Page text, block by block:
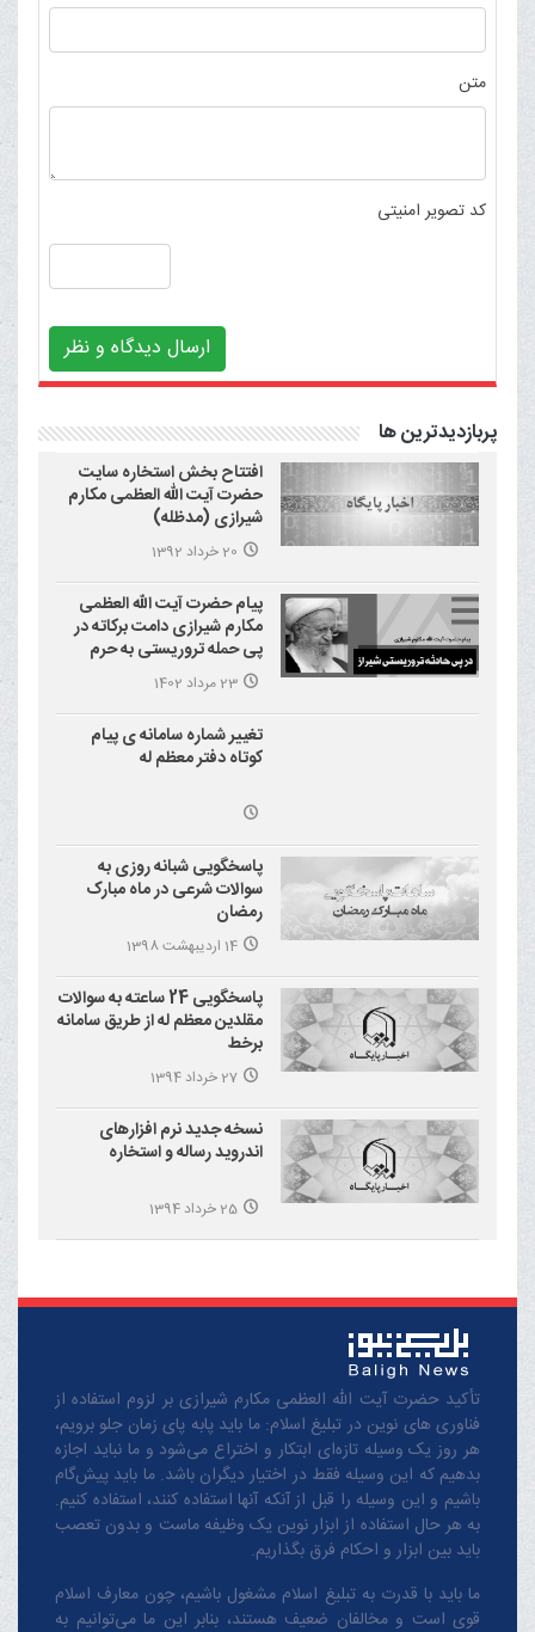
متن
کد تصویر امنیتی
ارسال دیدگاه و نظر
پربازدیدترین ها
افتتاح بخش استخاره سایت
حضرت آیت الله العظمی مکارم
شیرازی (مدظله)
20 خرداد 1392
پیام حضرت آیت الله العظمی
مکارم شیرازی دامت برکاته در
پی حمله تروریستی به حرم
احمد بن موسی علیه السلام
(شاهچراغ)
23 مرداد 1402
تغییر شماره سامانه ی پیام
کوتاه دفتر معظم له
پاسخگویی شبانه روزی به
سوالات شرعی در ماه مبارک
رمضان
14 اردیبهشت 1398
پاسخگویی 24 ساعته به سوالات
مقلدین معظم له از طریق سامانه
برخط
27 خرداد 1394
نسخه جدید نرم افزارهای
اندروید رساله و استخاره
25 خرداد 1394
تأکید حضرت آیت الله العظمی مکارم شیرازی بر لزوم استفاده از
فناوری های نوین در تبلیغ اسلام: ما باید پابه پای زمان جلو برویم،
هر روز یک وسیله تازه‌ای ابتکار و اختراع می‌شود و ما نباید اجازه
بدهیم که این وسیله فقط در اختیار دیگران باشد. ما باید پیش‌گام
باشیم و این وسیله را قبل از آنکه آنها استفاده کنند، استفاده کنیم.
به هر حال استفاده از ابزار نوین یک وظیفه ماست و بدون تعصب
باید بین ابزار و احکام فرق بگذاریم.
ما باید با قدرت به تبلیغ اسلام مشغول باشیم، چون معارف اسلام
قوی است و مخالفان ضعیف هستند، بنابر این ما می‌توانیم به